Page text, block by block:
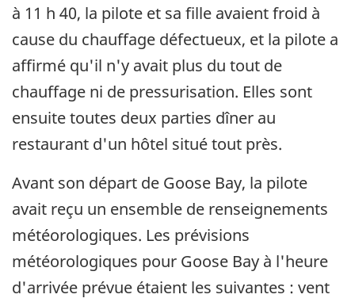
à 11 h 40, la pilote et sa fille avaient froid à
cause du chauffage défectueux, et la pilote a
affirmé qu'il n'y avait plus du tout de
chauffage ni de pressurisation. Elles sont
ensuite toutes deux parties dîner au
restaurant d'un hôtel situé tout près.
Avant son départ de Goose Bay, la pilote
avait reçu un ensemble de renseignements
météorologiques. Les prévisions
météorologiques pour Goose Bay à l'heure
d'arrivée prévue étaient les suivantes : vent